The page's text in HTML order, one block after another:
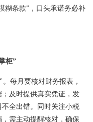
糊条款”，口头承诺务必补
柜”
每月要核对财务报表，
及时提供真实凭证，发
全出错。同时关注小税
需主动提醒核对，确保